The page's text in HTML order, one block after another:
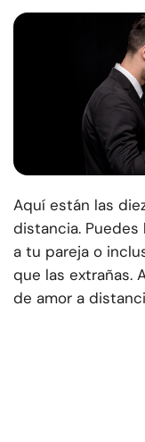
Aquí están las
distancia.
a tu pareja o
que las extrañas.
de amor a